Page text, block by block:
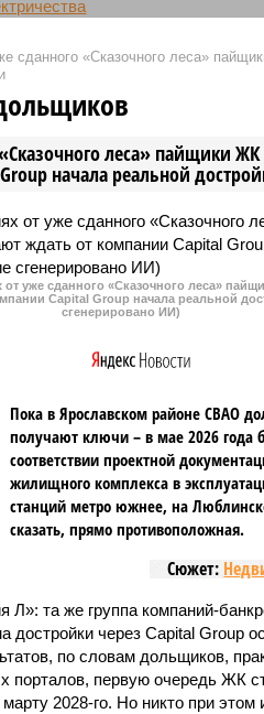
Мурманске развернуты
столкнувшихся с
Губернатор Андрей
площадках горожане
бесплатно зарядить
и разогреть еду.
сданного «Сказочного леса»
леса» пайщики
начала реальной
от уже сданного «Сказочного леса»
Capital Group начала реальной
сгенерировано ИИ)
Пока в Ярославском районе СВАО
получают ключи – в мае 2026
соответствии проектной
жилищного комплекса в
станций метро южнее, на
сказать, прямо противоположная.
Сюжет:
та же группа компаний-
достройки через Capital Group
по словам дольщиков,
порталов, первую очередь ЖК
2028-го. Но никто при этом